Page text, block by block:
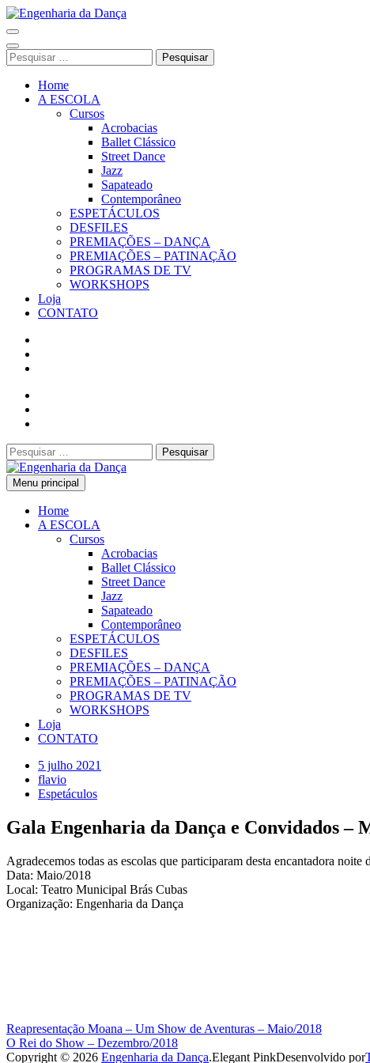
Pular
para
o
conteúdo
(Pressione
Enter)
Pesquisar
por:
Home
A ESCOLA
Cursos
Acrobacias
Ballet Clássico
Street Dance
Jazz
Sapateado
Contemporâneo
ESPETÁCULOS
DESFILES
PREMIAÇÕES – DANÇA
PREMIAÇÕES – PATINAÇÃO
PROGRAMAS DE TV
WORKSHOPS
Loja
CONTATO
Pesquisar
por:
Engenharia da Dança
Menu principal
Home
A ESCOLA
Cursos
Acrobacias
Ballet Clássico
Street Dance
Jazz
Sapateado
Contemporâneo
ESPETÁCULOS
DESFILES
PREMIAÇÕES – DANÇA
PREMIAÇÕES – PATINAÇÃO
PROGRAMAS DE TV
WORKSHOPS
Loja
CONTATO
5 julho 2021
flavio
Espetáculos
Gala Engenharia da Dança e Convidados –
Agradecemos todas as escolas que participaram desta encantadora
Data: Maio/2018
Local: Teatro Municipal Brás Cubas
Organização: Engenharia da Dança
Navegação
de
Reapresentação Moana – Um Show de Aventuras – Maio/2018
O Rei do Show – Dezembro/2018
Copyright © 2026 Engenharia da Dança.Elegant PinkDesenvolvido por